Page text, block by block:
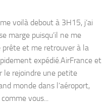
voilà debout à 3H15, j’ai
marge puisqu’il ne me
et me retrouver à la
expédié.AirFrance et
le rejoindre une petite
monde dans l’aéroport,
vous...